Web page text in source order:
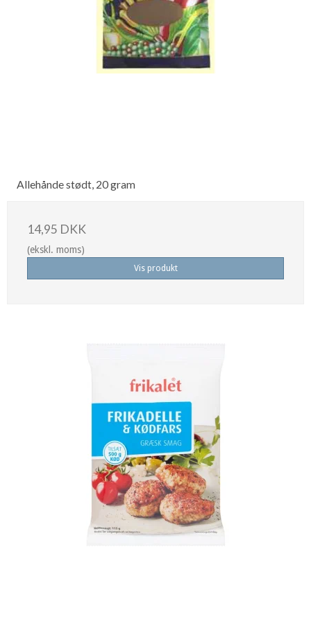
Allehånde stødt, 20 gram
14,95 DKK
(ekskl. moms)
Vis produkt